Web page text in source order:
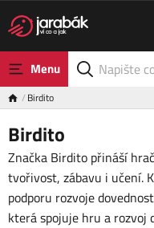
Menu
Birdito
Birdito
Značka Birdito přináší
tvořivost, zábavu i učení.
podporu rozvoje
která spojuje hru a rozvoj